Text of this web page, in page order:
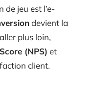
de jeu est l’e-
devient la
plus loin,
(NPS) et
client.